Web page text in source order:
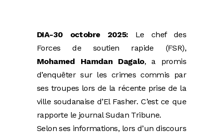
DIA-30 octobre 2025: Le chef des
Forces de soutien rapide (FSR),
Mohamed Hamdan Dagalo, a promis
d’enquêter sur les crimes commis par
ses troupes lors de la récente prise de la
ville soudanaise d’El Fasher. C’est ce que
rapporte le journal Sudan Tribune.
Selon ses informations, lors d’un discours